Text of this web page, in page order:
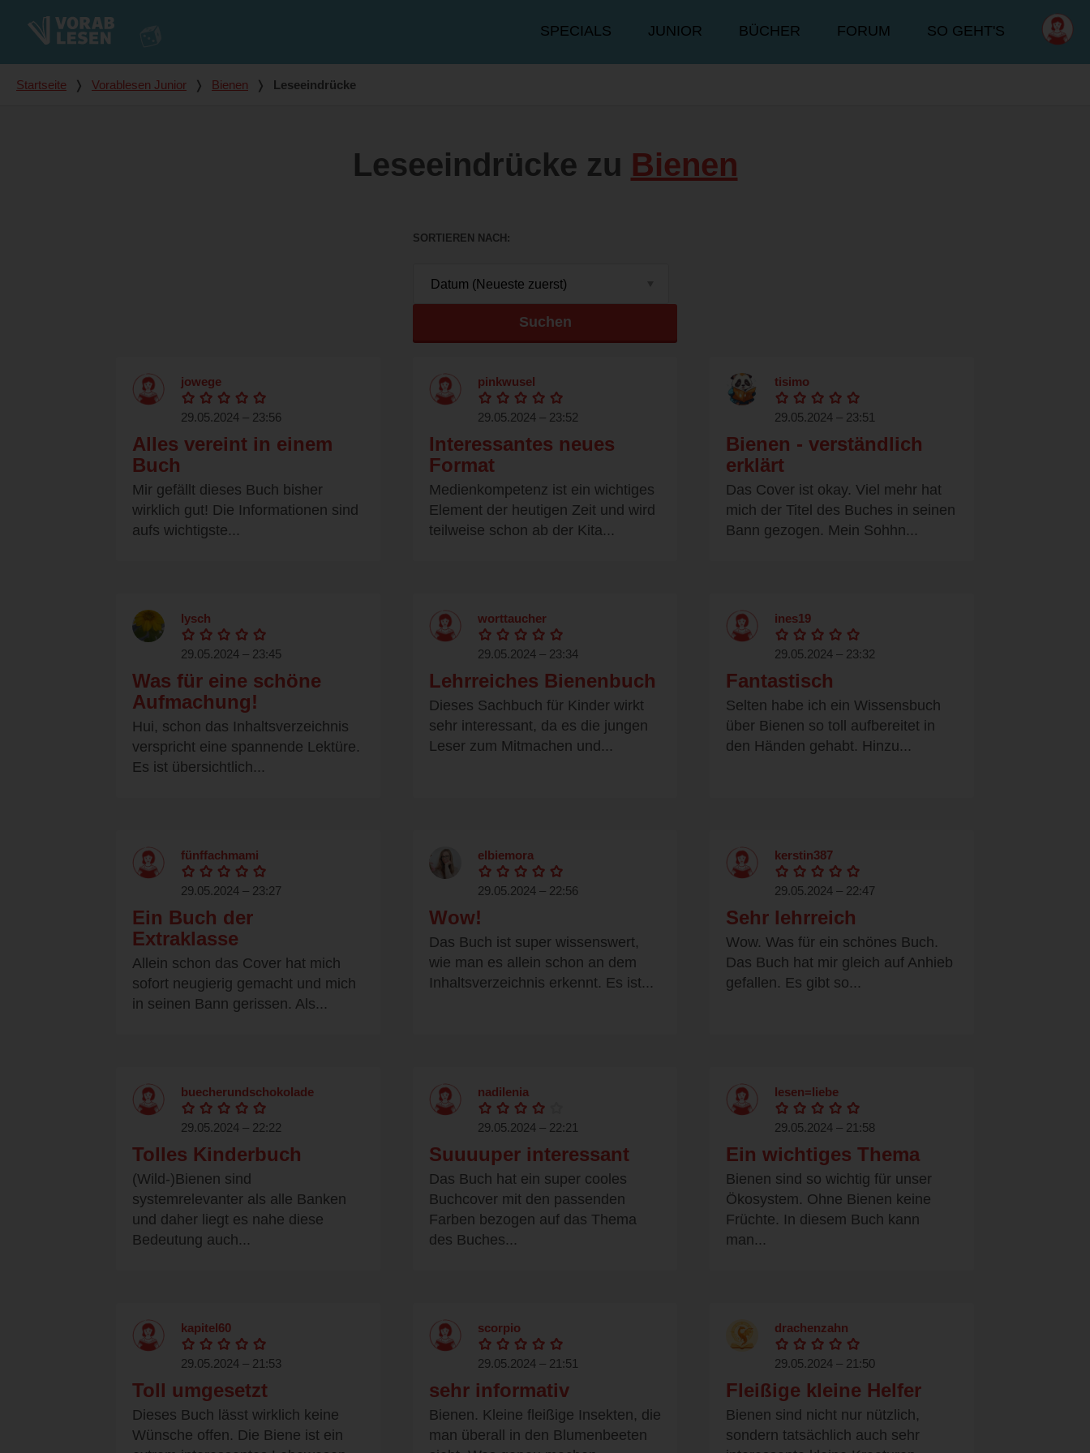
Hauptmenü
SPECIALS JUNIOR BÜCHER FORUM SO GEHT'S
Du bist hier
Startseite ❭ Vorablesen Junior ❭ Bienen ❭ Leseeindrücke
Leseeindrücke zu Bienen
SORTIEREN NACH
Suchen
jowege
29.05.2024 – 23:56
Alles vereint in einem
Buch
Mir gefällt dieses Buch bisher
wirklich gut! Die Informationen sind
aufs wichtigste...
pinkwusel
29.05.2024 – 23:52
Interessantes neues
Format
Medienkompetenz ist ein wichtiges
Element der heutigen Zeit und wird
teilweise schon ab der Kita...
tisimo
29.05.2024 – 23:51
Bienen - verständlich
erklärt
Das Cover ist okay. Viel mehr hat
mich der Titel des Buches in seinen
Bann gezogen. Mein Sohhn...
lysch
29.05.2024 – 23:45
Was für eine schöne
Aufmachung!
Hui, schon das Inhaltsverzeichnis
verspricht eine spannende Lektüre.
Es ist übersichtlich...
worttaucher
29.05.2024 – 23:34
Lehrreiches Bienenbuch
Dieses Sachbuch für Kinder wirkt
sehr interessant, da es die jungen
Leser zum Mitmachen und...
ines19
29.05.2024 – 23:32
Fantastisch
Selten habe ich ein Wissensbuch
über Bienen so toll aufbereitet in
den Händen gehabt. Hinzu...
fünffachmami
29.05.2024 – 23:27
Ein Buch der
Extraklasse
Allein schon das Cover hat mich
sofort neugierig gemacht und mich
in seinen Bann gerissen. Als...
elbiemora
29.05.2024 – 22:56
Wow!
Das Buch ist super wissenswert,
wie man es allein schon an dem
Inhaltsverzeichnis erkennt. Es ist...
kerstin387
29.05.2024 – 22:47
Sehr lehrreich
Wow. Was für ein schönes Buch.
Das Buch hat mir gleich auf Anhieb
gefallen. Es gibt so...
buecherundschokolade
29.05.2024 – 22:22
Tolles Kinderbuch
(Wild-)Bienen sind
systemrelevanter als alle Banken
und daher liegt es nahe diese
Bedeutung auch...
nadilenia
29.05.2024 – 22:21
Suuuuper interessant
Das Buch hat ein super cooles
Buchcover mit den passenden
Farben bezogen auf das Thema
des Buches...
lesen=liebe
29.05.2024 – 21:58
Ein wichtiges Thema
Bienen sind so wichtig für unser
Ökosystem. Ohne Bienen keine
Früchte. In diesem Buch kann
man...
kapitel60
29.05.2024 – 21:53
Toll umgesetzt
Dieses Buch lässt wirklich keine
Wünsche offen. Die Biene ist ein
scorpio
29.05.2024 – 21:51
sehr informativ
Bienen. Kleine fleißige Insekten, die
man überall in den Blumenbeeten
drachenzahn
29.05.2024 – 21:50
Fleißige kleine Helfer
Bienen sind nicht nur nützlich,
sondern tatsächlich auch sehr